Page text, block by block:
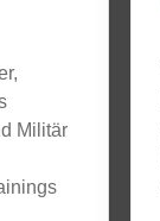
Militär